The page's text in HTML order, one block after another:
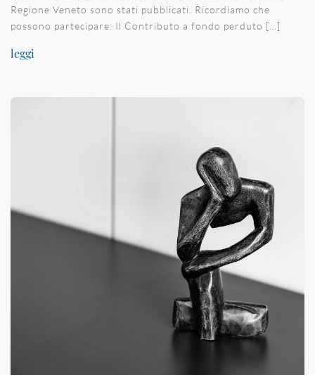
Regione Veneto sono stati pubblicati. Ricordiamo che
possono partecipare: Il Contributo a fondo perduto […]
leggi